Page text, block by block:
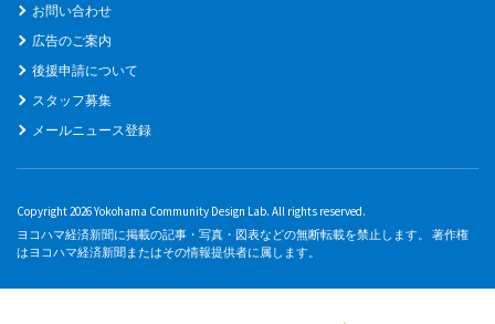
お問い合わせ
広告のご案内
後援申請について
スタッフ募集
メールニュース登録
Copyright 2026 Yokohama Community Design Lab. All rights reserved.
ヨコハマ経済新聞に掲載の記事・写真・図表などの無断転載を禁止します。 著作権
はヨコハマ経済新聞またはその情報提供者に属します。